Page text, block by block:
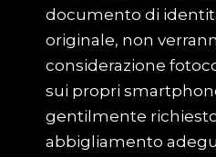
documento di
originale, non
considerazione
sui propri
gentilmente
abbigliamento